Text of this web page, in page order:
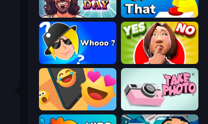
God For a Day: Prequel ToT or Trivia
Whooo? Yes or No Challenge
Reply Run Take Photo